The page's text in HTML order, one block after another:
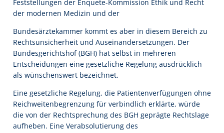
Feststellungen der Enquete-Kommission Ethik und Recht
der modernen Medizin und der
Bundesärztekammer kommt es aber in diesem Bereich zu
Rechtsunsicherheit und Auseinandersetzungen. Der
Bundesgerichtshof (BGH) hat selbst in mehreren
Entscheidungen eine gesetzliche Regelung ausdrücklich
als wünschenswert bezeichnet.
Eine gesetzliche Regelung, die Patientenverfügungen ohne
Reichweitenbegrenzung für verbindlich erklärte, würde
die von der Rechtsprechung des BGH geprägte Rechtslage
aufheben. Eine Verabsolutierung des